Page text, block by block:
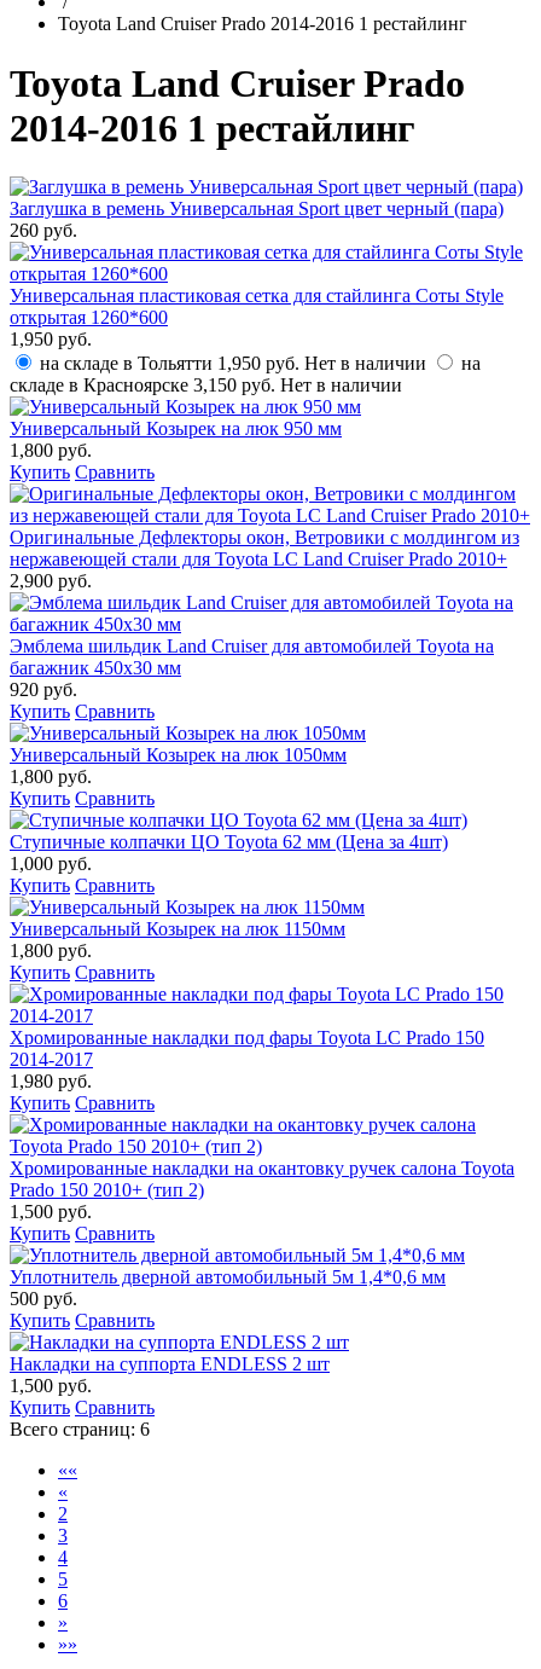
Toyota Land Cruiser Prado 2014-2016 1 рестайлинг
Toyota Land Cruiser Prado
2014-2016 1 рестайлинг
Заглушка в ремень Универсальная Sport цвет черный (пара)
260 руб.
Универсальная пластиковая сетка для стайлинга Соты Style
открытая 1260*600
1,950 руб.
на складе в Тольятти 1,950 руб. Нет в наличии
на
складе в Красноярске 3,150 руб. Нет в наличии
Универсальный Козырек на люк 950 мм
1,800 руб.
Купить Сравнить
Оригинальные Дефлекторы окон, Ветровики с молдингом из
нержавеющей стали для Toyota LC Land Cruiser Prado 2010+
2,900 руб.
Эмблема шильдик Land Cruiser для автомобилей Toyota на
багажник 450х30 мм
920 руб.
Купить Сравнить
Универсальный Козырек на люк 1050мм
1,800 руб.
Купить Сравнить
Ступичные колпачки ЦО Toyota 62 мм (Цена за 4шт)
1,000 руб.
Купить Сравнить
Универсальный Козырек на люк 1150мм
1,800 руб.
Купить Сравнить
Хромированные накладки под фары Toyota LC Prado 150
2014-2017
1,980 руб.
Купить Сравнить
Хромированные накладки на окантовку ручек салона Toyota
Prado 150 2010+ (тип 2)
1,500 руб.
Купить Сравнить
Уплотнитель дверной автомобильный 5м 1,4*0,6 мм
500 руб.
Купить Сравнить
Накладки на суппорта ENDLESS 2 шт
1,500 руб.
Купить Сравнить
Всего страниц: 6
««
«
2
3
4
5
6
»
»»